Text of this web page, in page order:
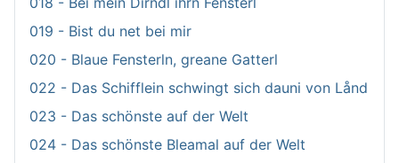
019 - Bist du net bei mir
020 - Blaue Fensterln, greane Gatterl
022 - Das Schifflein schwingt sich dauni von Lånd
023 - Das schönste auf der Welt
024 - Das schönste Bleamal auf der Welt